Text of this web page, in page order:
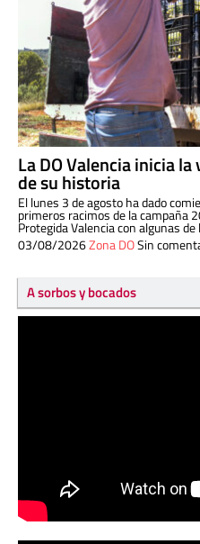
La DO Valencia inicia
de su historia
El lunes 3 de agosto ha dado
primeros racimos de la campaña
Protegida Valencia con algunas
03/08/2026Zona DOSin
A sorbos y bocados